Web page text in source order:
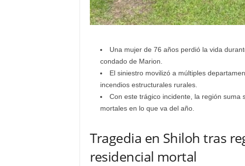
Una mujer de 76 años perdió la vida
condado de Marion.
El siniestro movilizó a múltiples
incendios estructurales rurales.
Con este trágico incidente, la región suma
mortales en lo que va del año.
Tragedia en Shiloh tras
residencial mortal